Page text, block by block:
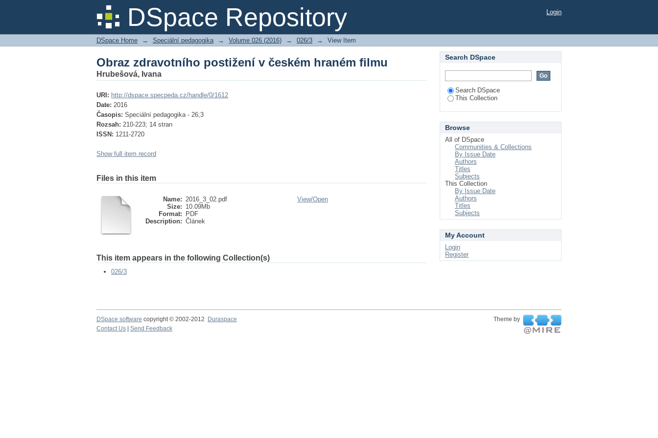
DSpace Repository
Obraz zdravotního postižení v českém hraném filmu Login
DSpace Home → Speciální pedagogika → Volume 026 (2016) → 026/3 → View Item
Obraz zdravotního postižení v českém hraném filmu
Hrubešová, Ivana
URI: http://dspace.specpeda.cz/handle/0/1612
Date: 2016
Časopis: Speciální pedagogika - 26;3
Rozsah: 210-223; 14 stran
ISSN: 1211-2720
Show full item record
Files in this item
Name: 2016_3_02.pdf
Size: 10.09Mb
Format:
PDF
Description: Článek
View/Open
This item appears in the following Collection(s)
026/3
Search DSpace
Search DSpace
This Collection
Browse
All of DSpace
Communities & Collections
By Issue Date
Authors
Titles
Subjects
This Collection
By Issue Date
Authors
Titles
Subjects
My Account
Login
Register
DSpace software copyright © 2002-2012 Duraspace
Theme by
Contact Us
Send Feedback